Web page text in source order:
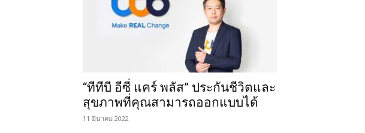
“ทีทีบี อีซี่ แคร์ พลัส” ประกันชีวิตและ
สุขภาพที่คุณสามารถออกแบบได้
11 มีนาคม 2022